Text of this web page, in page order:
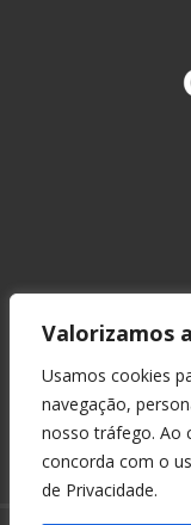
Valorizamos
Usamos cookies
navegação,
nosso tráfego. Ao
concorda com o
de Privacidade.
+55 51 2139
Rua São